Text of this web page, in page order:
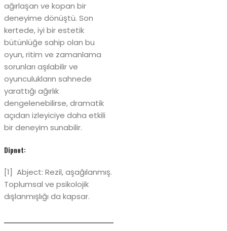
ağırlaşan ve kopan bir
deneyime dönüştü. Son
kertede, iyi bir estetik
bütünlüğe sahip olan bu
oyun, ritim ve zamanlama
sorunları aşılabilir ve
oyunculukların sahnede
yarattığı ağırlık
dengelenebilirse, dramatik
açıdan izleyiciye daha etkili
bir deneyim sunabilir.
Dipnot:
[1] Abject: Rezil, aşağılanmış.
Toplumsal ve psikolojik
dışlanmışlığı da kapsar.